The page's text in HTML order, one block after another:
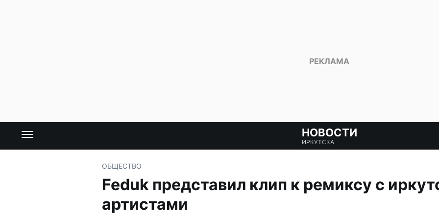
НОВОСТИ
ИРКУТСКА
ОБЩЕСТВО
Feduk представил клип к ремиксу с
артистами